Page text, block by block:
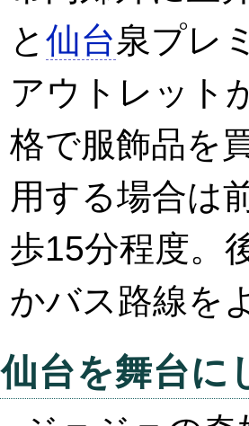
と 仙台泉プレ
アウトレット
格で服飾品を
用する場合は
歩15分程度。
かバス路線を
仙台を舞台に